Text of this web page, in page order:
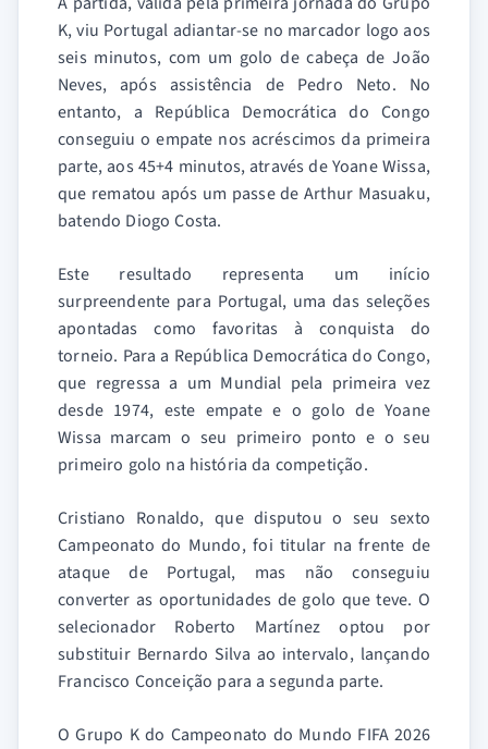
K, viu Portugal adiantar-se no marcador logo aos
seis minutos, com um golo de cabeça de João
Neves, após assistência de Pedro Neto. No
entanto, a República Democrática do Congo
conseguiu o empate nos acréscimos da primeira
parte, aos 45+4 minutos, através de Yoane Wissa,
que rematou após um passe de Arthur Masuaku,
batendo Diogo Costa.
Este resultado representa um início
surpreendente para Portugal, uma das seleções
apontadas como favoritas à conquista do
torneio. Para a República Democrática do Congo,
que regressa a um Mundial pela primeira vez
desde 1974, este empate e o golo de Yoane
Wissa marcam o seu primeiro ponto e o seu
primeiro golo na história da competição.
Cristiano Ronaldo, que disputou o seu sexto
Campeonato do Mundo, foi titular na frente de
ataque de Portugal, mas não conseguiu
converter as oportunidades de golo que teve. O
selecionador Roberto Martínez optou por
substituir Bernardo Silva ao intervalo, lançando
Francisco Conceição para a segunda parte.
O Grupo K do Campeonato do Mundo FIFA 2026